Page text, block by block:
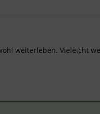
weiterleben. Vieleicht